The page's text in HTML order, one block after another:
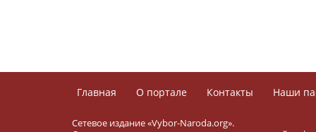
Главная О портале Контакты Наши
Сетевое издание «Vybor-Naroda.org».